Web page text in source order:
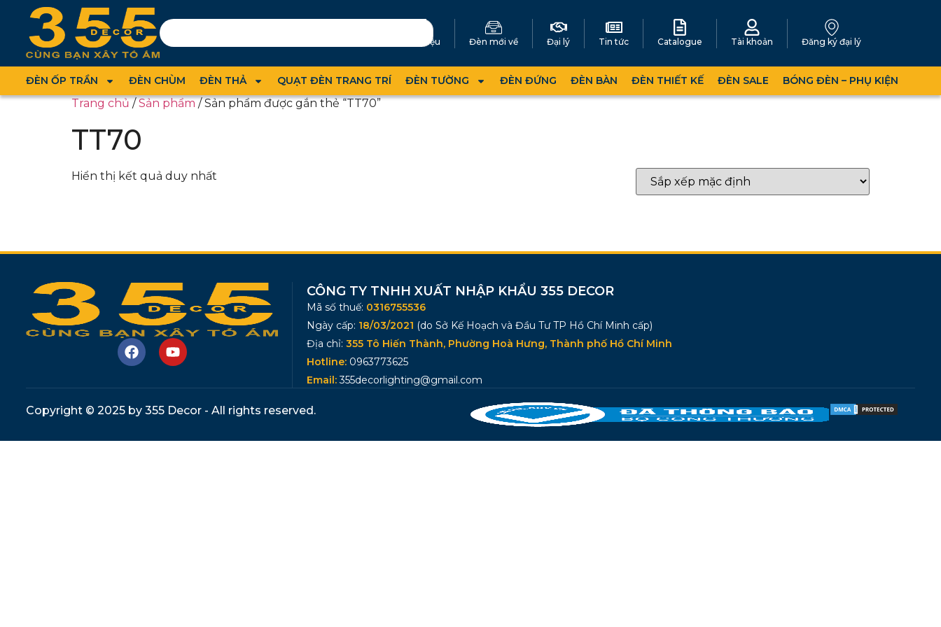
Giới thiệu Đèn mới về Đại lý Tin tức Catalogue Tài khoản Đăng ký đại lý
ĐÈN ỐP TRẦN ĐÈN CHÙM ĐÈN THẢ QUẠT ĐÈN TRANG TRÍ ĐÈN TƯỜNG ĐÈN ĐỨNG ĐÈN BÀN ĐÈN THIẾT KẾ ĐÈN SALE BÓNG ĐÈN – PHỤ KIỆN
Trang chủ/Sản phẩm/ Sản phẩm được gắn thẻ “TT70”
TT70
Hiển thị kết quả duy nhất
CÔNG TY TNHH XUẤT NHẬP KHẨU 355 DECOR
Mã số thuế: 0316755536
Ngày cấp: 18/03/2021 (do Sở Kế Hoạch và Đầu Tư TP Hồ Chí Minh cấp)
Địa chỉ: 355 Tô Hiến Thành, Phường Hoà Hưng, Thành phố Hồ Chí Minh
Hotline: 0963773625
Email:355decorlighting@gmail.com
Copyright © 2025 by 355 Decor - All rights reserved.